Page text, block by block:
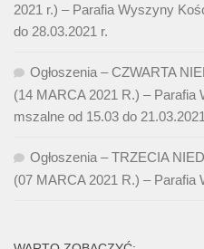
2021 r.) – Parafia Wyszyny
do 28.03.2021 r.
Ogłoszenia – CZWARTA
(14 MARCA 2021 R.) – Parafia
mszalne od 15.03 do
Ogłoszenia – TRZECIA
(07 MARCA 2021 R.) – Parafia